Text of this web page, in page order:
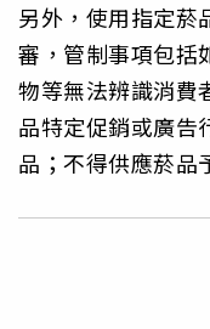
另外，使用指定菸
審，管制事項包括
物等無法辨識消費
品特定促銷或廣告
品；不得供應菸品